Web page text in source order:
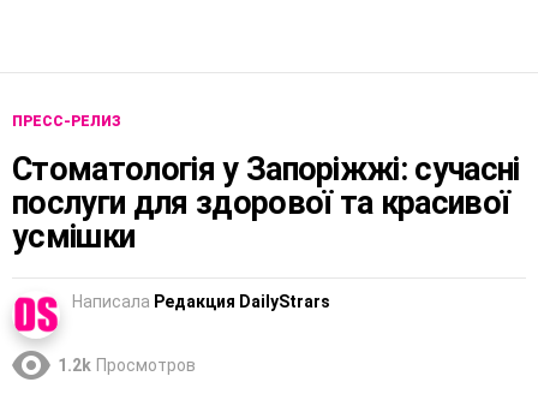
ПРЕСС-РЕЛИЗ
Стоматологія у Запоріжжі: сучасні
послуги для здорової та красивої
усмішки
Написала Редакция DailyStrars
1.2k Просмотров